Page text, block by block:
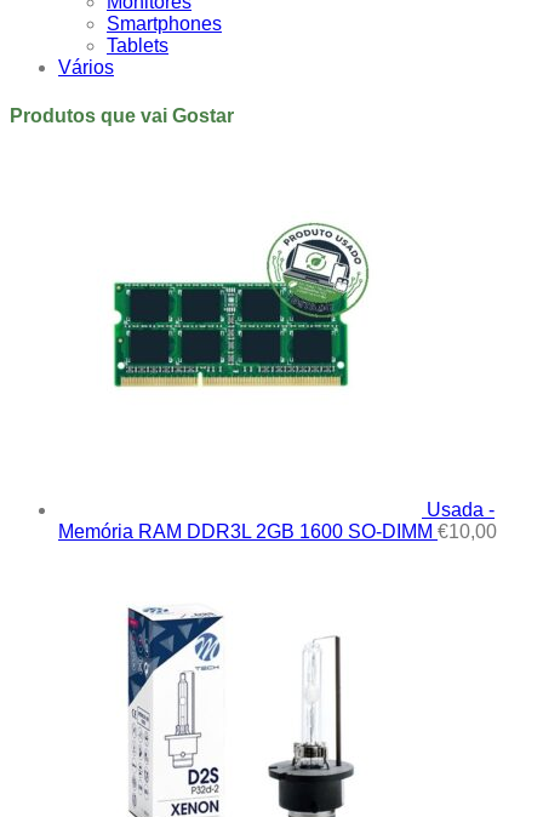
Smartphones
Tablets
Vários
Produtos que vai Gostar
Usada -
Memória RAM DDR3L 2GB 1600 SO-DIMM €10,00